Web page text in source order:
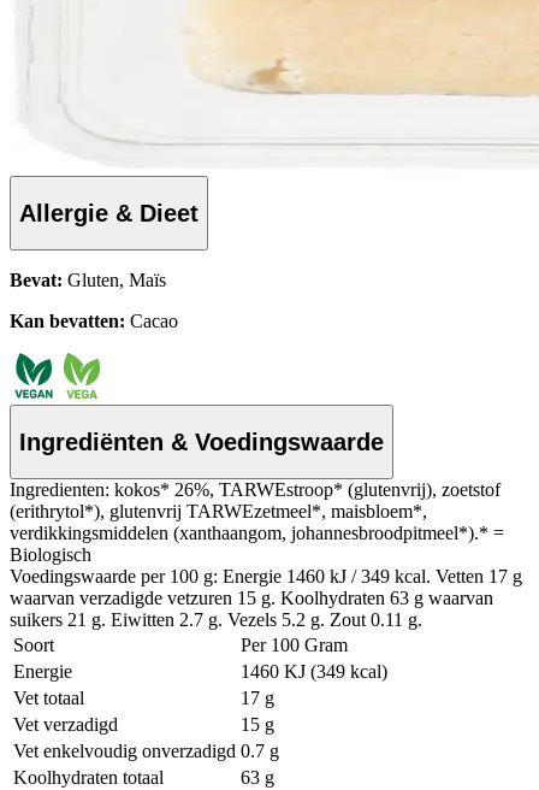
Allergie & Dieet
Bevat: Gluten, Maïs
Kan bevatten: Cacao
Ingrediënten & Voedingswaarde
Ingredienten: kokos* 26%, TARWEstroop* (glutenvrij), zoetstof
(erithrytol*), glutenvrij TARWEzetmeel*, maisbloem*,
verdikkingsmiddelen (xanthaangom, johannesbroodpitmeel*).* =
Biologisch
Voedingswaarde per 100 g: Energie 1460 kJ / 349 kcal. Vetten 17 g
waarvan verzadigde vetzuren 15 g. Koolhydraten 63 g waarvan
suikers 21 g. Eiwitten 2.7 g. Vezels 5.2 g. Zout 0.11 g.
Soort
Per 100 Gram
Energie
1460 KJ (349 kcal)
Vet totaal
17 g
Vet verzadigd
15 g
Vet enkelvoudig onverzadigd 0.7 g
Koolhydraten totaal
63 g